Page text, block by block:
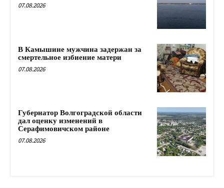
07.08.2026
В Камышине мужчина задержан за
смертельное избиение матери
07.08.2026
Губернатор Волгоградской области
дал оценку изменений в
Серафимовичском районе
07.08.2026